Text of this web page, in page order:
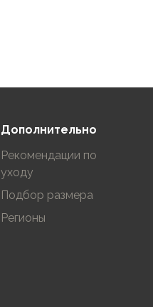
Дополнительно
Рекомендации по
уходу
Подбор размера
Регионы